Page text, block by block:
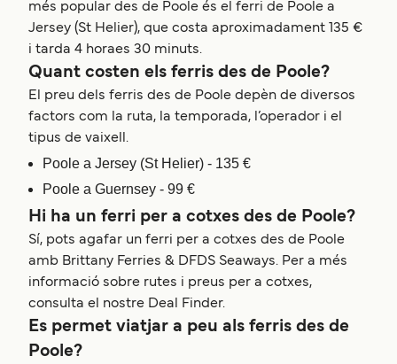
més popular des de Poole és el ferri de Poole a
Jersey (St Helier), que costa aproximadament 135 €
i tarda 4 horaes 30 minuts.
Quant costen els ferris des de Poole?
El preu dels ferris des de Poole depèn de diversos
factors com la ruta, la temporada, l’operador i el
tipus de vaixell.
Poole a Jersey (St Helier) - 135 €
Poole a Guernsey - 99 €
Hi ha un ferri per a cotxes des de Poole?
Sí, pots agafar un ferri per a cotxes des de Poole
amb Brittany Ferries & DFDS Seaways. Per a més
informació sobre rutes i preus per a cotxes,
consulta el nostre Deal Finder.
Es permet viatjar a peu als ferris des de
Poole?